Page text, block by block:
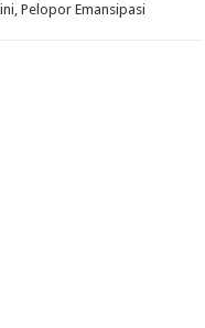
Pelopor Emansipasi